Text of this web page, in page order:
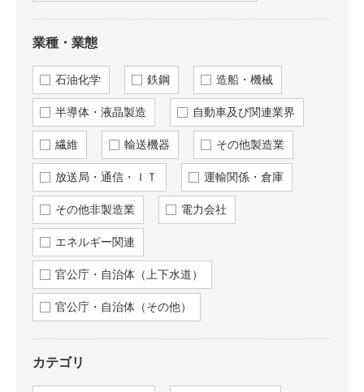
業種・業態
石油化学 鉄鋼 造船・機械
半導体・液晶製造 自動車及び関連業界
繊維 輸送機器 その他製造業
放送局・通信・ＩＴ 運輸関係・倉庫
その他非製造業 電力会社
エネルギー関連
官公庁・自治体（上下水道）
官公庁・自治体（その他）
カテゴリ